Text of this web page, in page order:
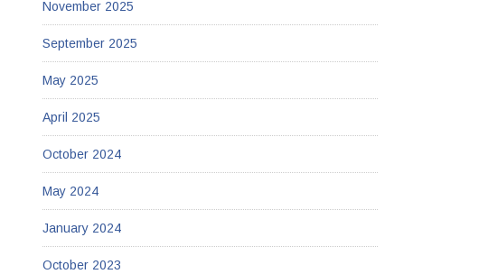
November 2025
September 2025
May 2025
April 2025
October 2024
May 2024
January 2024
October 2023